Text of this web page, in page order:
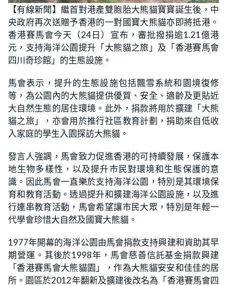
【有線新聞】繼首對港產雙胞胎大熊貓寶寶誕生後，中
央政府再次送贈予香港的一對國寶大熊貓亦即將抵港。
香港賽馬會今天（24日）宣布，審批撥捐逾1.21億港
元，支持海洋公園提升「大熊貓之旅」及「香港賽馬會
四川奇珍館」的生態設施。
馬會表示，提升的生態設施包括飄雪系統和園境復修
等，為公園內的大熊貓提供優質、安全、適齡及更貼近
大自然生態的居住環境。此外，捐款將用於擴建「大熊
貓之旅」，亦會用於推行社區教育計劃，捐助來自低收
入家庭的學生入園探訪大熊貓。
發言人強調，馬會致力促進香港的可持續發展，保護本
地生物多樣性，以及提升市民對環境和生態保護的意
識。因此馬會一直樂於支持海洋公園，特別是其環境保
育和教育活動。透過提升和擴建海洋公園設施，以及進
行連串教育活動，馬會希望讓市民大眾，特別是年輕一
代學會珍惜大自然及國寶大熊貓。
1977年開幕的海洋公園由馬會捐款支持興建和資助其早
期營運。其後於1998年，馬會慈善信託基金捐款興建
「香港賽馬會大熊貓園」，作為大熊貓安安和佳佳的居
所。園區於2012年翻新及擴建後改名為「香港賽馬會四